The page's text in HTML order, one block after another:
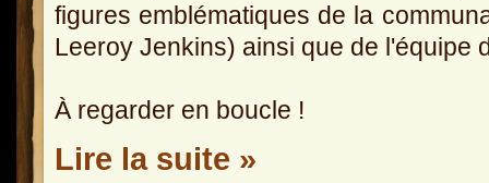
figures emblématiques de la
Leeroy Jenkins) ainsi que de l'équipe
À regarder en boucle !
Lire la suite »